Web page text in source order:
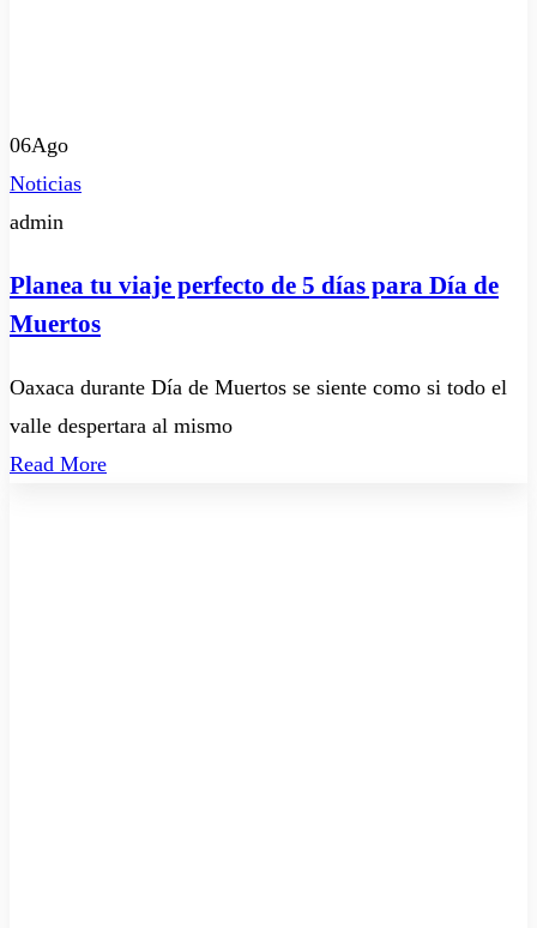
06Ago
Noticias
admin
Planea tu viaje perfecto de 5 días para Día de
Muertos
Oaxaca durante Día de Muertos se siente como si todo el
valle despertara al mismo
Read More